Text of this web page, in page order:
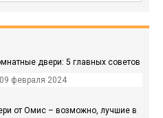
двери: 5 главных советов
09 февраля 2024
от Омис – возможно, лучшие в